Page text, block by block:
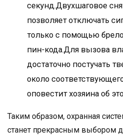
секунд.Двухшаговое
позволяет отключать
только с помощью
пин-кода.Для вызова
достаточно постучать
около
оповестит хозяина об
Таким образом, охранная
станет прекрасным выбором